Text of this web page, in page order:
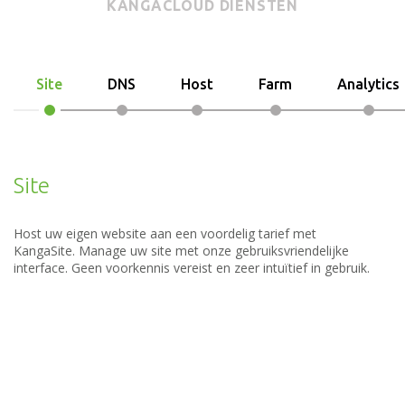
KANGACLOUD DIENSTEN
Site DNS Host Farm Analytics
Site
Host uw eigen website aan een voordelig tarief met
KangaSite. Manage uw site met onze gebruiksvriendelijke
interface. Geen voorkennis vereist en zeer intuïtief in gebruik.